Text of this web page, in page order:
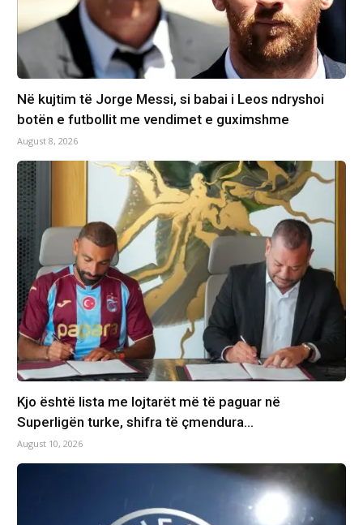
Në kujtim të Jorge Messi, si babai i Leos ndryshoi
botën e futbollit me vendimet e guximshme
August 8, 2026
Kjo është lista me lojtarët më të paguar në
Superligën turke, shifra të çmendura…
August 10, 2026